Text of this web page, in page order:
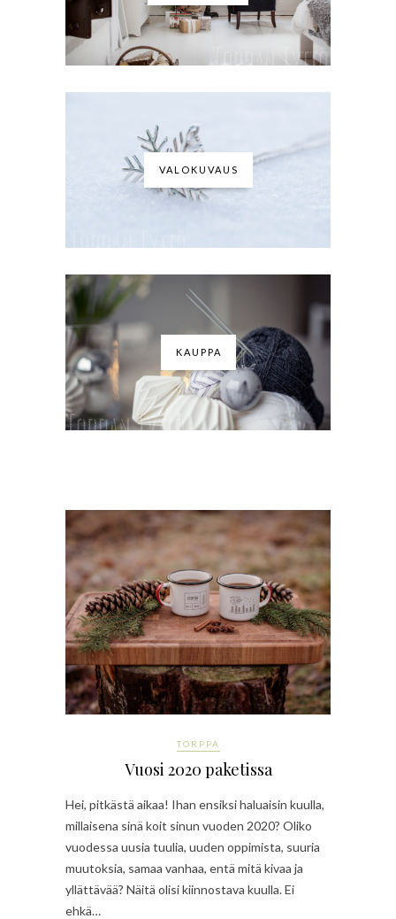
VALOKUVAUS
KAUPPA
TORPPA
Vuosi 2020 paketissa
Hei, pitkästä aikaa! Ihan ensiksi haluaisin kuulla,
millaisena sinä koit sinun vuoden 2020? Oliko
vuodessa uusia tuulia, uuden oppimista, suuria
muutoksia, samaa vanhaa, entä mitä kivaa ja
yllättävää? Näitä olisi kiinnostava kuulla. Ei
ehkä…